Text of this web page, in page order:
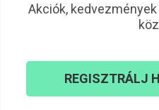
Akciók,
REGISZTRÁLJ